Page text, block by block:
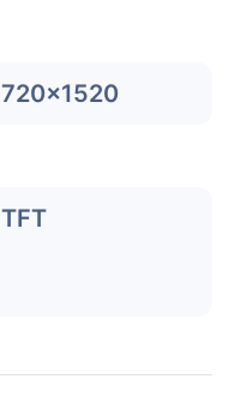
720x1520
TFT